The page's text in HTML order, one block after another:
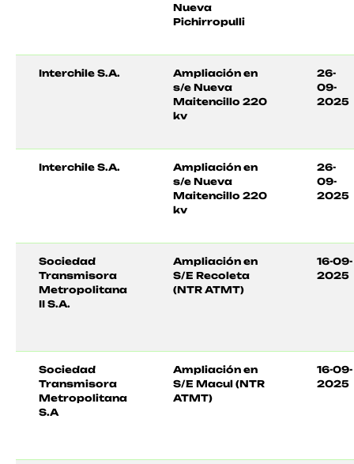
Nueva
Pichirropulli
Interchile S.A.
Ampliación en
s/e Nueva
Maitencillo 220
kv
26-
09-
2025
Interchile S.A.
Ampliación en
s/e Nueva
Maitencillo 220
kv
26-
09-
2025
Sociedad
Transmisora
Metropolitana
II S.A.
Ampliación en
S/E Recoleta
(NTR ATMT)
16-09-
2025
Sociedad
Transmisora
Metropolitana
S.A
Ampliación en
S/E Macul (NTR
ATMT)
16-09-
2025